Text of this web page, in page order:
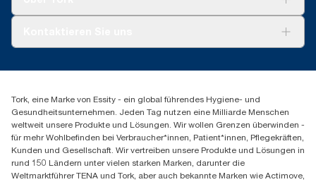
Spenderreklamation
+43 (0) 8 10-22 00 84
Essity Austria Vertriebs GmbH
Am Europlatz 2
1120 Wien
Mo-Do 8:00-16:30 | Fr 8:00-15:00
GLN: 9011111000026
Tork, eine Marke von Essity - ein global führendes Hygiene- und
Gesundheitsunternehmen. Jeden Tag nutzen eine Milliarde Menschen
weltweit unsere Produkte und Lösungen. Wir wollen Grenzen überwinden -
für mehr Wohlbefinden bei Verbraucher*innen, Patient*innen, Pflegekräften,
Kunden und Gesellschaft. Wir vertreiben unsere Produkte und Lösungen in
rund 150 Ländern unter vielen starken Marken, darunter die
Weltmarktführer TENA und Tork, aber auch bekannte Marken wie Actimove,